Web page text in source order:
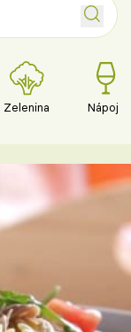
Zelenina Nápoje